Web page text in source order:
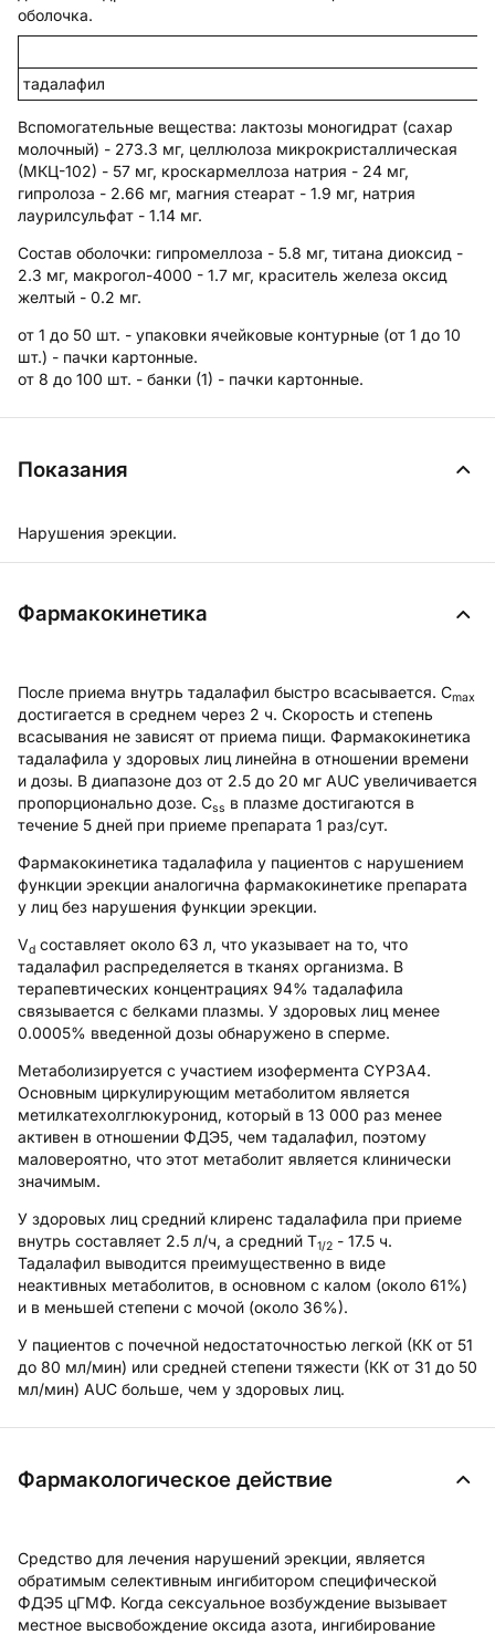
оболочка.
тадалафил
Вспомогательные вещества: лактозы моногидрат (сахар
молочный) - 273.3 мг, целлюлоза микрокристаллическая
(МКЦ-102) - 57 мг, кроскармеллоза натрия - 24 мг,
гипролоза - 2.66 мг, магния стеарат - 1.9 мг, натрия
лаурилсульфат - 1.14 мг.
Состав оболочки: гипромеллоза - 5.8 мг, титана диоксид -
2.3 мг, макрогол-4000 - 1.7 мг, краситель железа оксид
желтый - 0.2 мг.
от 1 до 50 шт. - упаковки ячейковые контурные (от 1 до 10
шт.) - пачки картонные.
от 8 до 100 шт. - банки (1) - пачки картонные.
Показания
Нарушения эрекции.
Фармакокинетика
После приема внутрь тадалафил быстро всасывается. Cmax
достигается в среднем через 2 ч. Скорость и степень
всасывания не зависят от приема пищи. Фармакокинетика
тадалафила у здоровых лиц линейна в отношении времени
и дозы. В диапазоне доз от 2.5 до 20 мг AUC увеличивается
пропорционально дозе. Css в плазме достигаются в
течение 5 дней при приеме препарата 1 раз/сут.
Фармакокинетика тадалафила у пациентов с нарушением
функции эрекции аналогична фармакокинетике препарата
у лиц без нарушения функции эрекции.
Vd составляет около 63 л, что указывает на то, что
тадалафил распределяется в тканях организма. В
терапевтических концентрациях 94% тадалафила
связывается с белками плазмы. У здоровых лиц менее
0.0005% введенной дозы обнаружено в сперме.
Метаболизируется с участием изофермента CYP3A4.
Основным циркулирующим метаболитом является
метилкатехолглюкуронид, который в 13 000 раз менее
активен в отношении ФДЭ5, чем тадалафил, поэтому
маловероятно, что этот метаболит является клинически
значимым.
У здоровых лиц средний клиренс тадалафила при приеме
внутрь составляет 2.5 л/ч, а средний T1/2 - 17.5 ч.
Тадалафил выводится преимущественно в виде
неактивных метаболитов, в основном с калом (около 61%)
и в меньшей степени с мочой (около 36%).
У пациентов с почечной недостаточностью легкой (КК от 51
до 80 мл/мин) или средней степени тяжести (КК от 31 до 50
мл/мин) AUC больше, чем у здоровых лиц.
Фармакологическое действие
Средство для лечения нарушений эрекции, является
обратимым селективным ингибитором специфической
ФДЭ5 цГМФ. Когда сексуальное возбуждение вызывает
местное высвобождение оксида азота, ингибирование